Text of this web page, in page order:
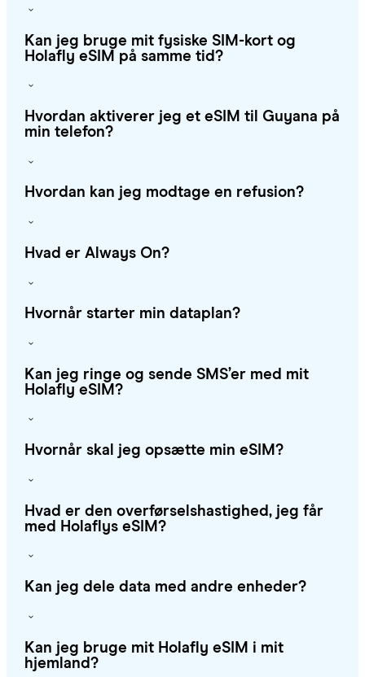
Kan jeg bruge mit fysiske SIM-kort og
Holafly eSIM på samme tid?
Hvordan aktiverer jeg et eSIM til Guyana på
min telefon?
Hvordan kan jeg modtage en refusion?
Hvad er Always On?
Hvornår starter min dataplan?
Kan jeg ringe og sende SMS’er med mit
Holafly eSIM?
Hvornår skal jeg opsætte min eSIM?
Hvad er den overførselshastighed, jeg får
med Holaflys eSIM?
Kan jeg dele data med andre enheder?
Kan jeg bruge mit Holafly eSIM i mit
hjemland?